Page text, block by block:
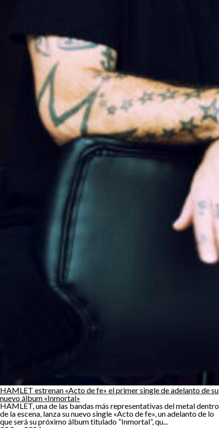
HAMLET estrenan «Acto de fe» el primer single de adelanto de su
nuevo álbum «Inmortal»
HAMLET, una de las bandas más representativas del metal dentro
de la escena, lanza su nuevo single «Acto de fe», un adelanto de lo
que será su próximo álbum titulado “Inmortal”, qu...